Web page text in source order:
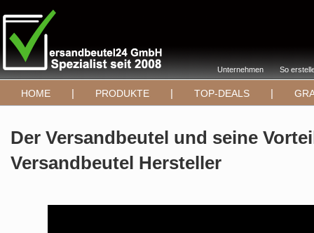
Unternehmen So
HOME | PRODUKTE | TOP-DEALS |
Der Versandbeutel und seine
Versandbeutel Hersteller